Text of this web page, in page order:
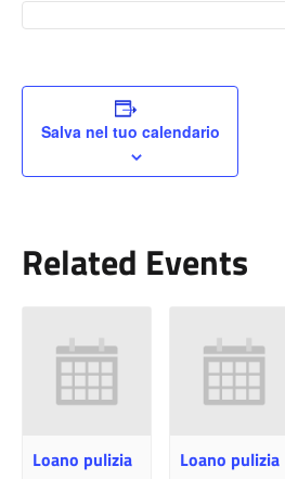
Salva nel tuo calendario
Related Events
Loano pulizia
Loano pulizia